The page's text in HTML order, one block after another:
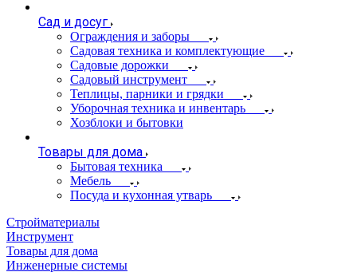
Сад и досуг
Ограждения и заборы
Садовая техника и комплектующие
Садовые дорожки
Садовый инструмент
Теплицы, парники и грядки
Уборочная техника и инвентарь
Хозблоки и бытовки
Товары для дома
Бытовая техника
Мебель
Посуда и кухонная утварь
Стройматериалы
Инструмент
Товары для дома
Инженерные системы